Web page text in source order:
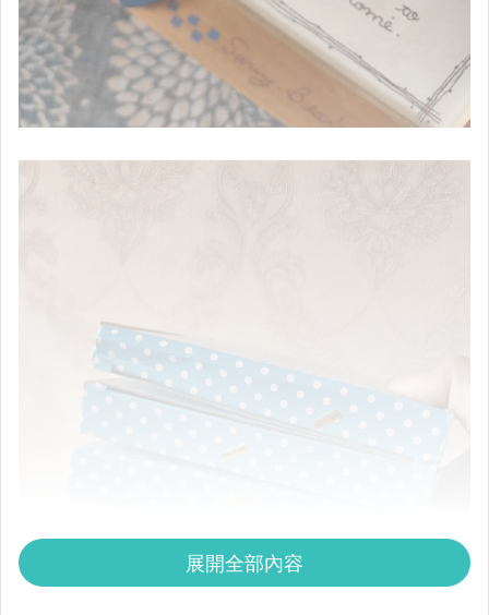
展開全部內容